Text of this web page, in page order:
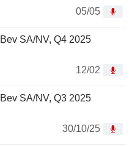
05/05
SA/NV, Q4 2025
12/02
SA/NV, Q3 2025
30/10/25